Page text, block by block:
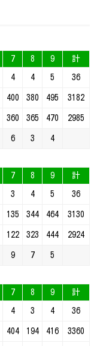
7 8 9 計
4 4 5 36
400 380 495 3182
360 365 470 2985
6 3 4
7 8 9 計
3 4 5 36
135 344 464 3130
122 323 444 2924
9 7 5
7 8 9 計
4 3 4 36
404 194 416 3360